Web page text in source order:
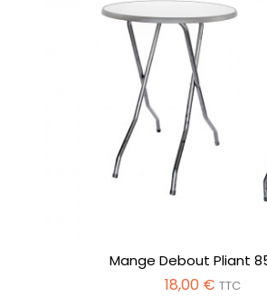
Mange Debout Pliant
18,00 € TTC